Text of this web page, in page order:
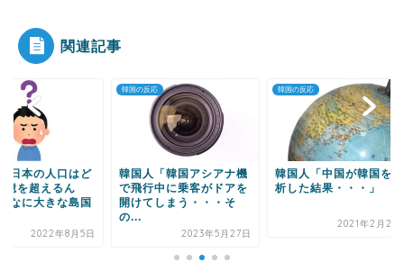
Powered by livedoor 相互RSS
関連記事
人「韓国アシアナ機
行中に乗客がドアを
てしまう・・・そ
2023年5月27日
韓国の反応
韓国人「中国が韓国を分
析した結果・・・」
韓国の反応
韓国人「米国で日本
ヨタ車が韓国の現代